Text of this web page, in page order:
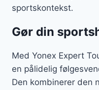
sportskontekst.
Gør din
Med Yonex Expert
en pålidelig
Den kombinerer den